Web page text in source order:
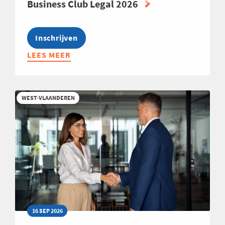
Business Club Legal 2026
Inschrijven
LEES MEER
ABOUT
LEGAL
2026
WEST-VLAANDEREN
16 SEP 2026